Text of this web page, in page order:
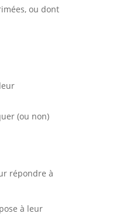
ou dont
(ou non)
répondre à
à leur